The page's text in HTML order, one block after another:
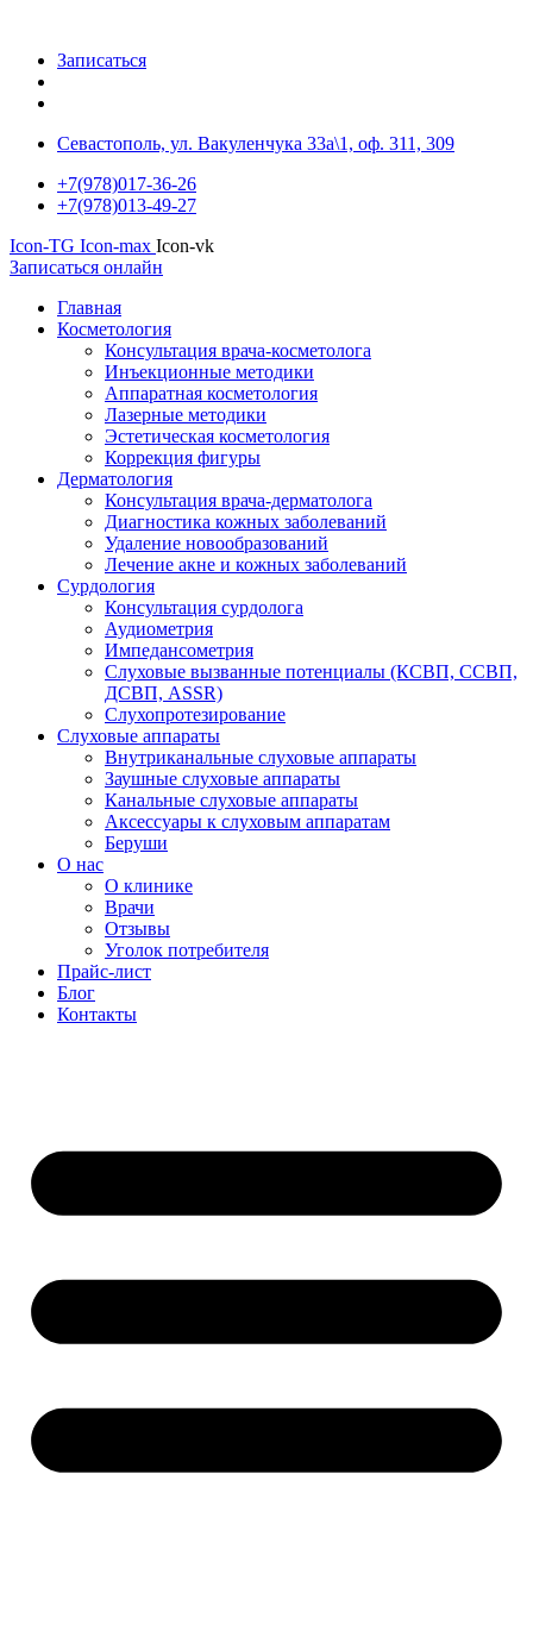
Записаться
Севастополь, ул. Вакуленчука 33а\1, оф. 311, 309
+7(978)017-36-26
+7(978)013-49-27
Icon-TG Icon-max Icon-vk
Записаться онлайн
Главная
Косметология
Консультация врача-косметолога
Инъекционные методики
Аппаратная косметология
Лазерные методики
Эстетическая косметология
Коррекция фигуры
Дерматология
Консультация врача-дерматолога
Диагностика кожных заболеваний
Удаление новообразований
Лечение акне и кожных заболеваний
Сурдология
Консультация сурдолога
Аудиометрия
Импедансометрия
Слуховые вызванные потенциалы (КСВП, ССВП,
ДСВП, ASSR)
Слухопротезирование
Слуховые аппараты
Внутриканальные слуховые аппараты
Заушные слуховые аппараты
Канальные слуховые аппараты
Аксессуары к слуховым аппаратам
Беруши
О нас
О клинике
Врачи
Отзывы
Уголок потребителя
Прайс-лист
Блог
Контакты